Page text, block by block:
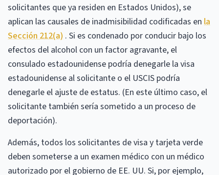
solicitantes que ya residen en Estados Unidos), se
aplican las causales de inadmisibilidad codificadas en la
Sección 212(a) . Si es condenado por conducir bajo los
efectos del alcohol con un factor agravante, el
consulado estadounidense podría denegarle la visa
estadounidense al solicitante o el USCIS podría
denegarle el ajuste de estatus. (En este último caso, el
solicitante también sería sometido a un proceso de
deportación).
Además, todos los solicitantes de visa y tarjeta verde
deben someterse a un examen médico con un médico
autorizado por el gobierno de EE. UU. Si, por ejemplo,